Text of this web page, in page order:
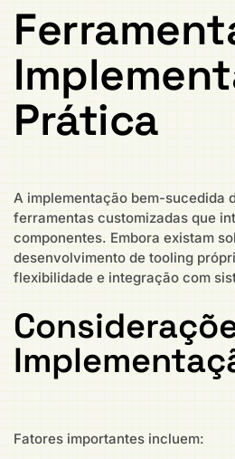
Prática
A implementação bem-sucedida
ferramentas customizadas que
componentes. Embora existam
desenvolvimento de tooling
flexibilidade e integração com
Fatores importantes incluem: